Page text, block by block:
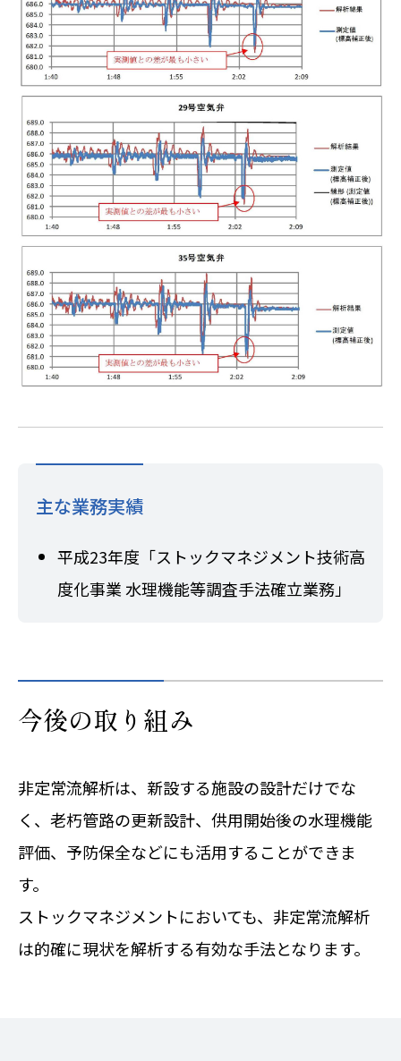
主な業務実績
平成23年度「ストックマネジメント技術高
度化事業 水理機能等調査手法確立業務」
今後の取り組み
非定常流解析は、新設する施設の設計だけでな
く、老朽管路の更新設計、供用開始後の水理機能
評価、予防保全などにも活用することができま
す。
ストックマネジメントにおいても、非定常流解析
は的確に現状を解析する有効な手法となります。